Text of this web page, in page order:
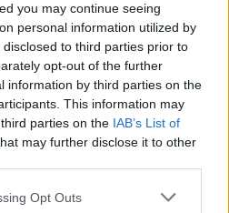
you may continue seeing
personal information utilized by
to third parties prior to
opt-out of the further
information by third parties on the
This information may
parties on the IAB’s List of
may further disclose it to other
app uses one or more Google
Opt Outs